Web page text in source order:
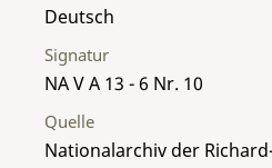
Deutsch
Signatur
NA V A 13 - 6 Nr. 10
Quelle
Nationalarchiv der